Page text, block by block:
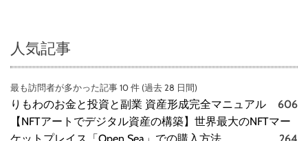
人気記事
最も訪問者が多かった記事 10 件 (過去 28 日間)
りもわのお金と投資と副業 資産形成完全マニュアル
606
【NFTアートでデジタル資産の構築】世界最大のNFTマー